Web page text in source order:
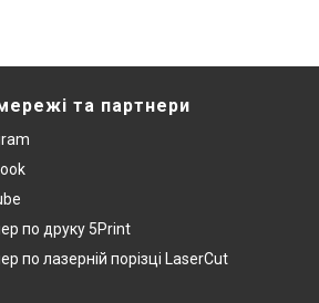
та партнери
по друку 5Print
по лазерній порізці LaserCut